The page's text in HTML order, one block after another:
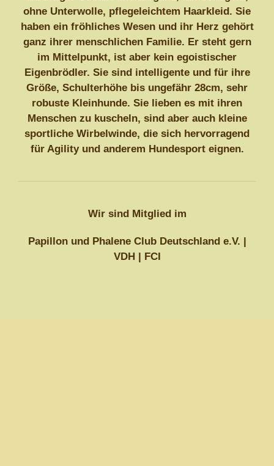
ohne Unterwolle, pflegeleichtem Haarkleid. Sie
haben ein fröhliches Wesen und ihr Herz gehört
ganz ihrer menschlichen Familie. Er steht gern
im Mittelpunkt, ist aber kein egoistischer
Eigenbrödler. Sie sind intelligente und für ihre
Größe, Schulterhöhe bis ungefähr 28cm, sehr
robuste Kleinhunde. Sie lieben es mit ihren
Menschen zu kuscheln, sind aber auch kleine
sportliche Wirbelwinde, die sich hervorragend
für Agility und anderem Hundesport eignen.
Wir sind Mitglied im
Papillon und Phalene Club Deutschland e.V. |
VDH | FCI